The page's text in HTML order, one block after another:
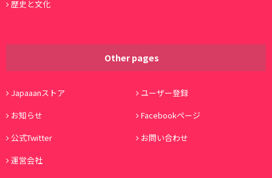
歴史と文化
Other pages
Japaaanストア
ユーザー登録
お知らせ
Facebookページ
公式Twitter
お問い合わせ
運営会社